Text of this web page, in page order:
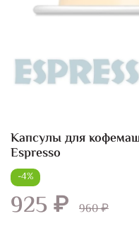
Капсулы для
Espresso
-4%
925 ₽ 960 ₽